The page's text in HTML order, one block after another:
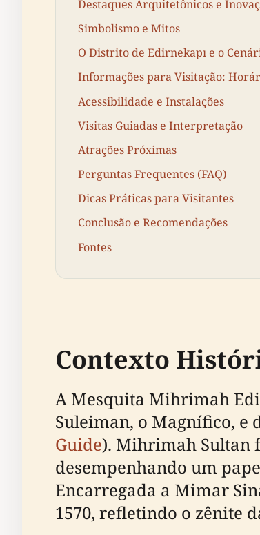
Destaques Arquitetônicos e
Simbolismo e Mitos
O Distrito de Edirnekapı e o
Informações para Visitação:
Acessibilidade e Instalações
Visitas Guiadas e Interpretação
Atrações Próximas
Perguntas Frequentes (FAQ)
Dicas Práticas para Visitantes
Conclusão e Recomendações
Fontes
Contexto
A Mesquita Mihrimah
Suleiman, o Magnífico, e
Guide). Mihrimah Sultan
desempenhando um
Encarregada a Mimar
1570, refletindo o zênite